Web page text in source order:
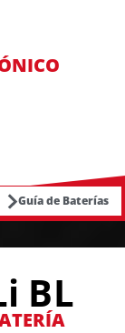
Guía de Baterías
BL